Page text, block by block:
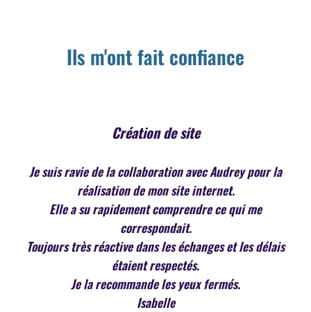
Ils m'ont fait confiance
Création de site
Je suis ravie de la collaboration avec Audrey pour la
réalisation de mon site internet.
Elle a su rapidement comprendre ce qui me
correspondait.
Toujours très réactive dans les échanges et les délais
étaient respectés.
Je la recommande les yeux fermés.
Isabelle